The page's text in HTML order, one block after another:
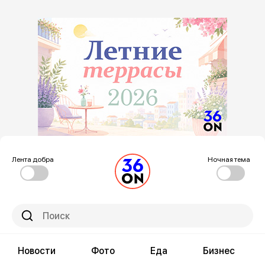
Лента добра Ночная тема
Новости Фото Еда Бизнес